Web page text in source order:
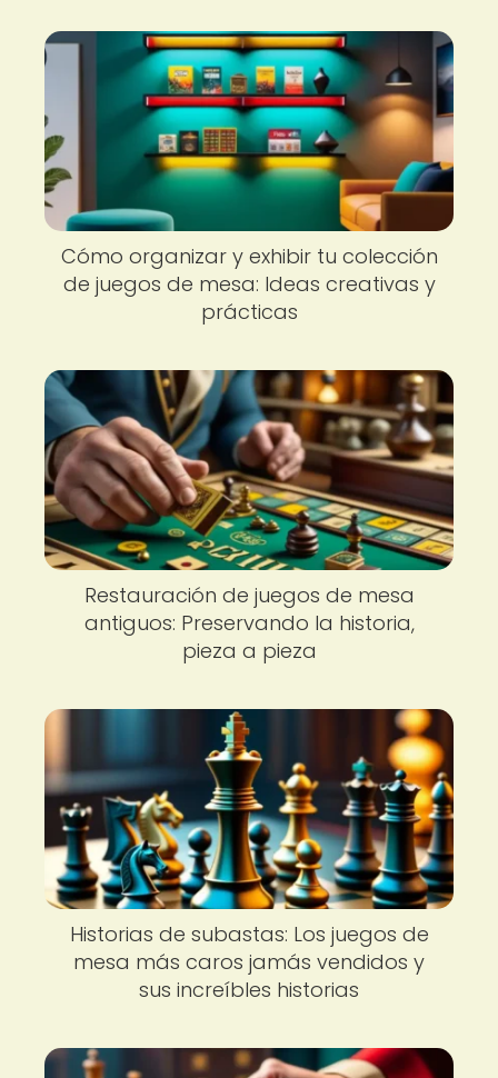
Cómo organizar y exhibir tu colección
de juegos de mesa: Ideas creativas y
prácticas
Restauración de juegos de mesa
antiguos: Preservando la historia,
pieza a pieza
Historias de subastas: Los juegos de
mesa más caros jamás vendidos y
sus increíbles historias